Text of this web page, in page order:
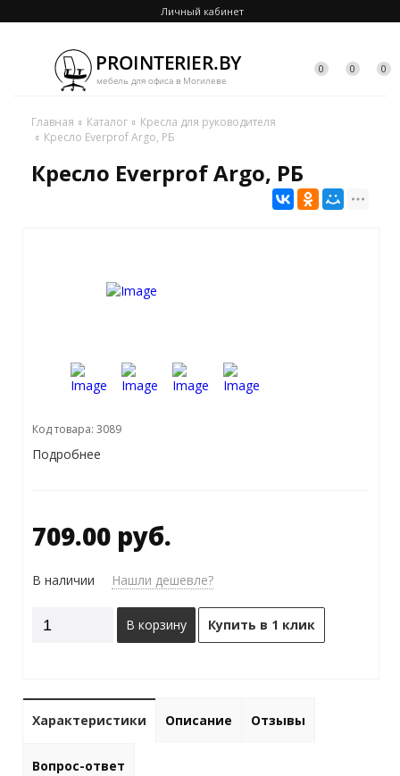
Личный кабинет
0 0 0
Главная Каталог
Кресла для руководителя
Кресло Everprof Argo, РБ
Кресло Everprof Argo, РБ
Код товара: 3089
Подробнее
709.00 руб.
В наличии Нашли дешевле?
В корзину Купить в 1 клик
Характеристики Описание Отзывы
Вопрос-ответ